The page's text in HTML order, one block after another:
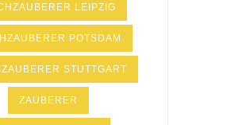
LEIPZIG
POTSDAM
STUTTGART
ZAUBERER